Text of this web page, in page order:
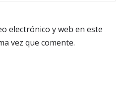
electrónico y web en este
vez que comente.